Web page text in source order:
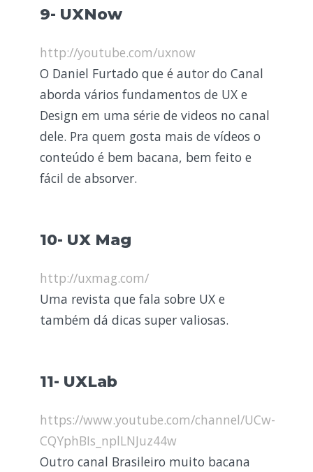
9- UXNow
http://youtube.com/uxnow
O Daniel Furtado que é autor do Canal
aborda vários fundamentos de UX e
Design em uma série de videos no canal
dele. Pra quem gosta mais de vídeos o
conteúdo é bem bacana, bem feito e
fácil de absorver.
10- UX Mag
http://uxmag.com/
Uma revista que fala sobre UX e
também dá dicas super valiosas.
11- UXLab
https://www.youtube.com/channel/UCw-
CQYphBIs_nplLNJuz44w
Outro canal Brasileiro muito bacana